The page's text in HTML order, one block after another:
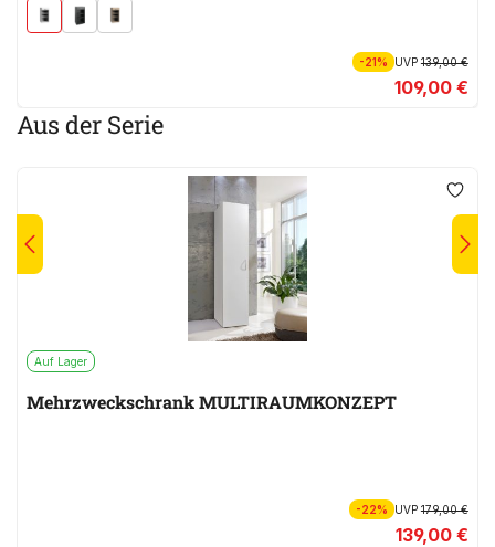
-21% UVP139,00 €
109,00 €
Aus der Serie
Auf Lager
Mehrzweckschrank MULTIRAUMKONZEPT
-22% UVP179,00 €
139,00 €